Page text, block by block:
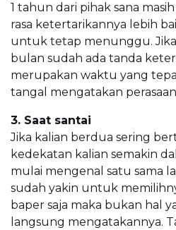
1 tahun dari pihak sana
rasa ketertarikannya lebih
untuk tetap menunggu.
bulan sudah ada tanda
merupakan waktu yang
tangal mengatakan
3. Saat santai
Jika kalian berdua sering
kedekatan kalian semakin
mulai mengenal satu sama
sudah yakin untuk
baper saja maka bukan hal
langsung mengatakannya.